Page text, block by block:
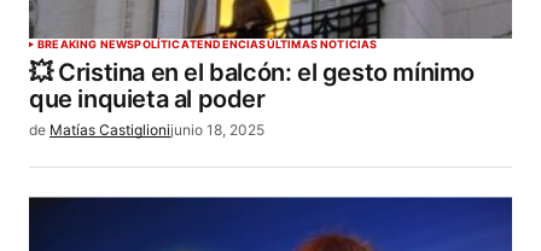
BREAKING NEWSPOLÍTICATENDENCIASÚLTIMAS NOTICIAS
💥 Cristina en el balcón: el gesto mínimo
que inquieta al poder
de Matías Castiglionijunio 18, 2025